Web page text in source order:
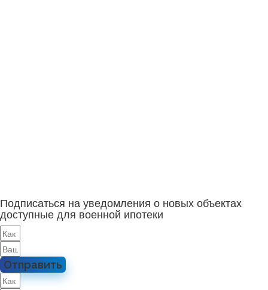
Подписаться на уведомления о новых объектах
доступные для военной ипотеки
Отправить